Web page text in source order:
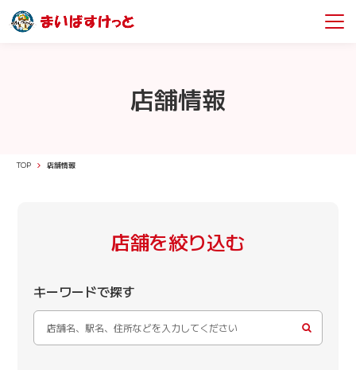
店舗情報
TOP 店舗情報
店舗を絞り込む
キーワードで探す